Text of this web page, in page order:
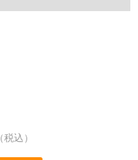
（税込）